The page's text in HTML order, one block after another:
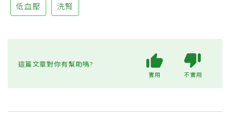
低血壓 洗腎
這篇文章對你有幫助嗎?
實用 不實用